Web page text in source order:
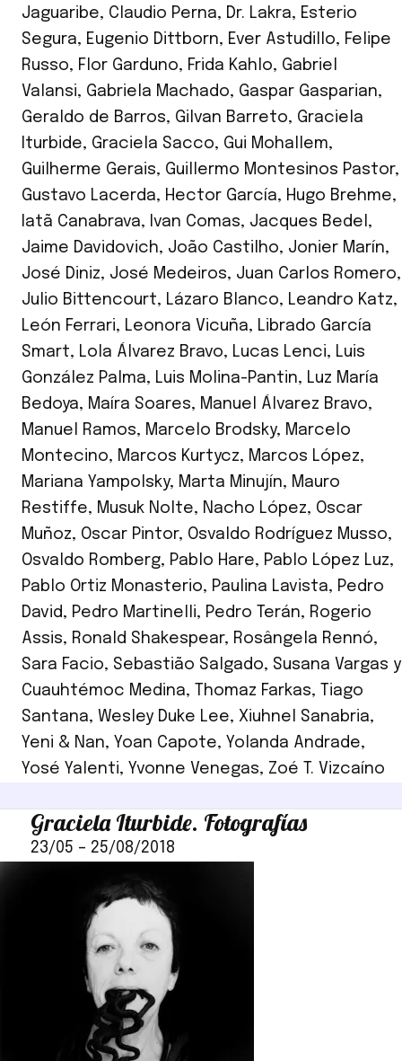
Jaguaribe, Claudio Perna, Dr. Lakra, Esterio
Segura, Eugenio Dittborn, Ever Astudillo, Felipe
Russo, Flor Garduno, Frida Kahlo, Gabriel
Valansi, Gabriela Machado, Gaspar Gasparian,
Geraldo de Barros, Gilvan Barreto, Graciela
Iturbide, Graciela Sacco, Gui Mohallem,
Guilherme Gerais, Guillermo Montesinos Pastor,
Gustavo Lacerda, Hector García, Hugo Brehme,
Iatã Canabrava, Ivan Comas, Jacques Bedel ,
Jaime Davidovich, João Castilho, Jonier Marín,
José Diniz, José Medeiros, Juan Carlos Romero,
Julio Bittencourt, Lázaro Blanco, Leandro Katz,
León Ferrari, Leonora Vicuña, Librado García
Smart, Lola Álvarez Bravo, Lucas Lenci, Luis
González Palma, Luis Molina-Pantin, Luz María
Bedoya, Maíra Soares, Manuel Álvarez Bravo,
Manuel Ramos, Marcelo Brodsky, Marcelo
Montecino, Marcos Kurtycz, Marcos López,
Mariana Yampolsky, Marta Minujín, Mauro
Restiffe, Musuk Nolte, Nacho López, Oscar
Muñoz, Oscar Pintor, Osvaldo Rodríguez Musso,
Osvaldo Romberg, Pablo Hare, Pablo López Luz,
Pablo Ortiz Monasterio, Paulina Lavista, Pedro
David, Pedro Martinelli, Pedro Terán, Rogerio
Assis, Ronald Shakespear, Rosângela Rennó,
Sara Facio, Sebastião Salgado, Susana Vargas y
Cuauhtémoc Medina, Thomaz Farkas,
Tiago
Santana, Wesley Duke Lee,Xiuhnel Sanabria,
Yeni & Nan, Yoan Capote, Yolanda Andrade,
Yosé Yalenti, Yvonne Venegas, Zoé T. Vizcaíno
Graciela Iturbide. Fotografías
23/05 – 25/08/2018